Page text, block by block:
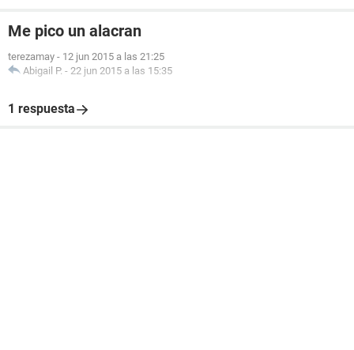
Me pico un alacran
terezamay - 12 jun 2015 a las 21:25
Abigail P. - 22 jun 2015 a las 15:35
1 respuesta